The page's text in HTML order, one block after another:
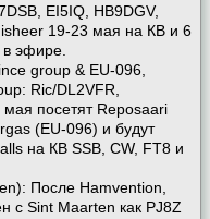
EI5IQ, HB9DGV,
19-23 мая на КВ и 6
эфире.
group & EU-096,
Ric/DL2VFR,
посетят Reposaari
(EU-096) и будут
на КВ SSB, CW, FT8 и
После Hamvention,
с Sint Maarten как PJ8Z